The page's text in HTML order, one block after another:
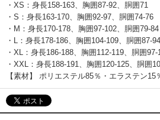
・XS：身長158-163、胸囲87-92、胴囲71
・S：身長163-170、胸囲92-97、胴囲74-76
・M：身長170-178、胸囲97-102、胴囲79-84
・L：身長178-186、胸囲104-109、胴囲87-94
・XL：身長186-188、胸囲112-119、胴囲97-
・XXL：身長188-191、胸囲120-125、胴囲
【素材】 ポリエステル85％・エラステン15